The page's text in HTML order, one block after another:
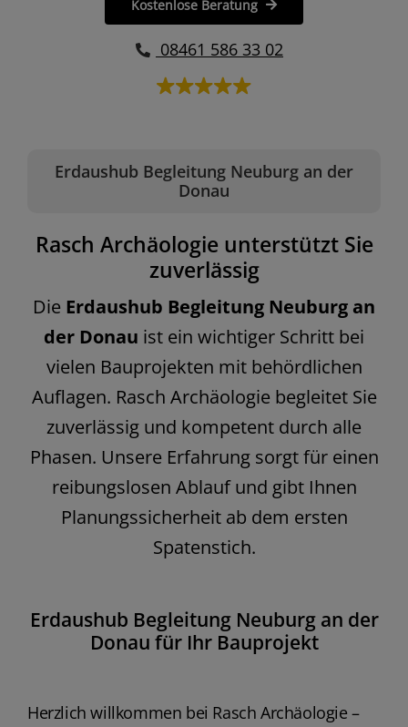
Erdaushub Begleitung Neuburg an der
Donau
Rasch Archäologie unterstützt Sie
zuverlässig
Die Erdaushub Begleitung Neuburg an
der Donau ist ein wichtiger Schritt bei
vielen Bauprojekten mit behördlichen
Auflagen. Rasch Archäologie begleitet Sie
zuverlässig und kompetent durch alle
Phasen. Unsere Erfahrung sorgt für einen
reibungslosen Ablauf und gibt Ihnen
Planungssicherheit ab dem ersten
Spatenstich.
Kostenlose Beratung
08461 586 33 02
Erdaushub Begleitung Neuburg an der
Donau für Ihr Bauprojekt
Herzlich willkommen bei Rasch Archäologie –